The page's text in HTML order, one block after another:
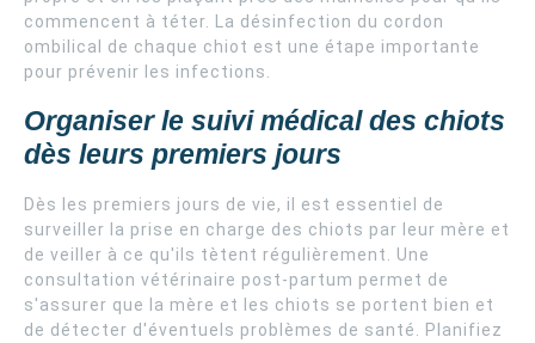
commencent à téter. La désinfection du cordon
ombilical de chaque chiot est une étape importante
pour prévenir les infections.
Organiser le suivi médical des chiots
dès leurs premiers jours
Dès les premiers jours de vie, il est essentiel de
surveiller la prise en charge des chiots par leur mère et
de veiller à ce qu'ils tètent régulièrement. Une
consultation vétérinaire post-partum permet de
s'assurer que la mère et les chiots se portent bien et
de détecter d'éventuels problèmes de santé. Planifiez